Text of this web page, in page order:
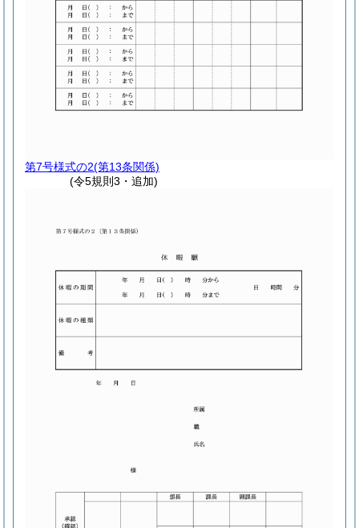
第7号様式の2(第13条関係)
(令5規則3・追加)